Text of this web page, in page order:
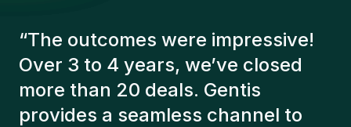
“The Gentis consultants have
always taken a number of factors
into account in order to present us
with the right candidates. The